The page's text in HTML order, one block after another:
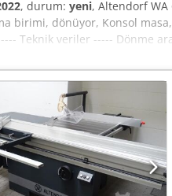
, durum: yeni, Altendorf WA
birimi, dönüyor, Konsol
Teknik veriler ----- Dönme
Ap Isk maks. kesme
49 ° 'ye kadar, hızlar:
0,5 hp / 0,37 kW,
Ağırlık: 450 kg Büyük
stok 54634 Bitburg - kamyonda